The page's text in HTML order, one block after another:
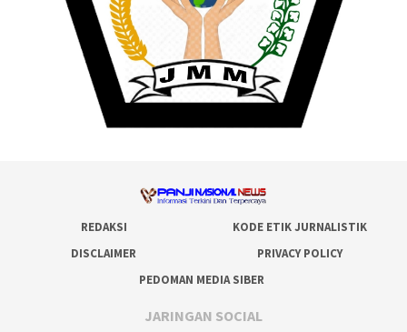
REDAKSI
KODE ETIK JURNALISTIK
DISCLAIMER
PRIVACY POLICY
PEDOMAN MEDIA SIBER
JARINGAN SOCIAL